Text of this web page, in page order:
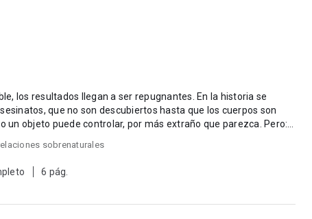
llegan a ser repugnantes. En la historia se
que no son descubiertos hasta que los cuerpos son
sobrenaturales
6 pág.